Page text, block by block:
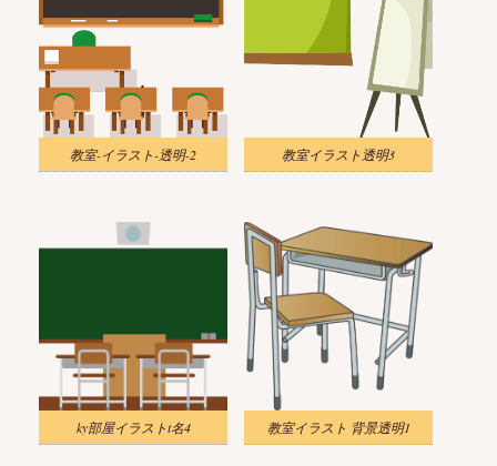
教室-イラスト-透明-2 教室イラスト透明3
ky部屋イラストt名4 教室イラスト 背景透明1